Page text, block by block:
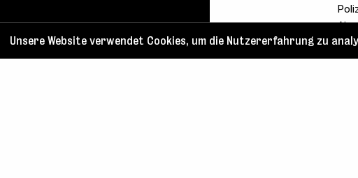
Unsere Website verwendet Cookies, um die Nutzererfahrung zu